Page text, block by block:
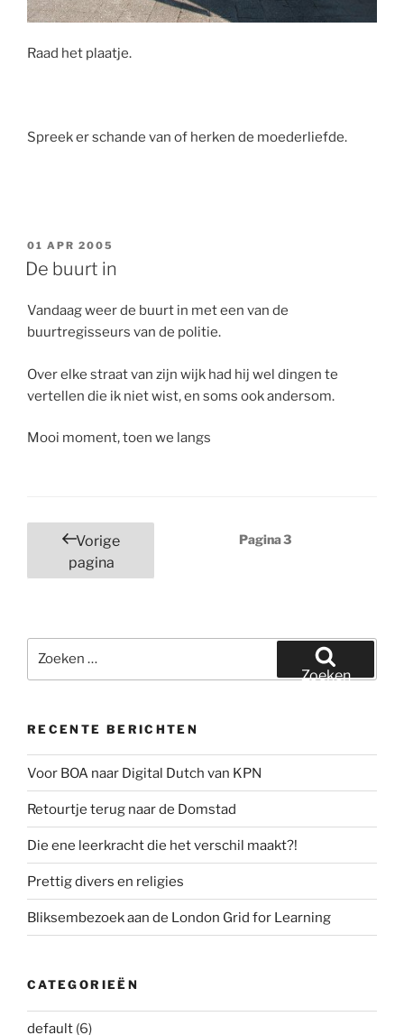
Raad het plaatje.
Spreek er schande van of herken de moederliefde.
GEPLAATST
OP
01 APR 2005
De buurt in
Vandaag weer de buurt in met een van de
buurtregisseurs van de politie.
Over elke straat van zijn wijk had hij wel dingen te
vertellen die ik niet wist, en soms ook andersom.
Mooi moment, toen we langs
Berichten
paginering
Vorige
pagina
Pagina3
naar:
Zoeken
RECENTE BERICHTEN
Voor BOA naar Digital Dutch van KPN
Retourtje terug naar de Domstad
Die ene leerkracht die het verschil maakt?!
Prettig divers en religies
Bliksembezoek aan de London Grid for Learning
CATEGORIEËN
default (6)